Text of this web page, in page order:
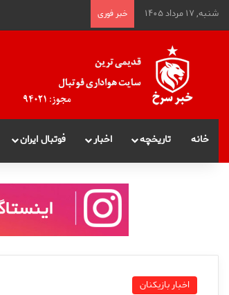
شنبه, ۱۷ مرداد ۱۴۰۵ خبر فوری
خانه تاریخچه اخبار فوتبال ایران
اخبار بازیکنان